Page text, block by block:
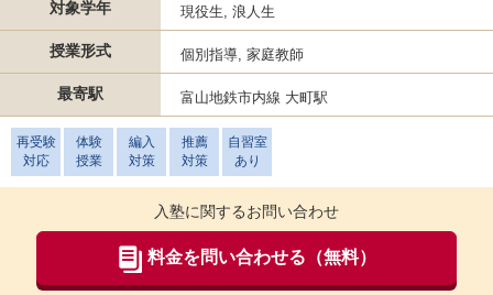
対象学年 現役生, 浪人生
授業形式 個別指導, 家庭教師
最寄駅 富山地鉄市内線 大町駅
再受験
対応
体験
授業
編入
対策
推薦
対策
自習室
あり
入塾に関するお問い合わせ
料金を問い合わせる（無料）